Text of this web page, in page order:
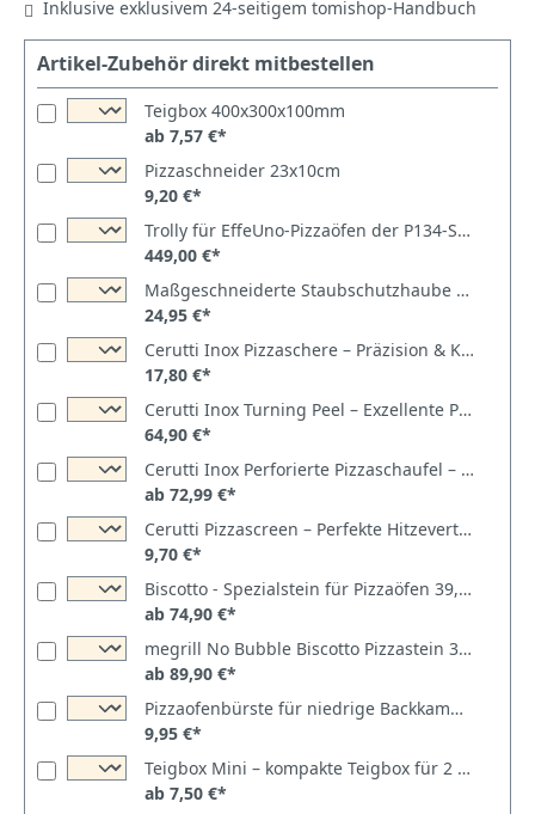
Inklusive exklusivem 24-seitigem tomishop-Handbuch
Artikel-Zubehör direkt mitbestellen
Teigbox 400x300x100mm
ab 7,57 €*
Pizzaschneider 23x10cm
9,20 €*
Trolly für EffeUno-Pizzaöfen der P134-Serie
449,00 €*
Maßgeschneiderte Staubschutzhaube für EffeUno Pizzaöfen P134HA und P234H - Hergestellt in Deutschland
24,95 €*
Cerutti Inox Pizzaschere – Präzision & Komfort in Ihrer Küche
17,80 €*
Cerutti Inox Turning Peel – Exzellente Performance für Ihre Pizzakreationen
64,90 €*
Cerutti Inox Perforierte Pizzaschaufel – Premium Backwerkzeug
ab 72,99 €*
Cerutti Pizzascreen – Perfekte Hitzeverteilung für einen knusprigen Pizzaboden
9,70 €*
Biscotto - Spezialstein für Pizzaöfen 39,5x34,5x3cm
ab 74,90 €*
megrill No Bubble Biscotto Pizzastein 39,5 × 34,5 × 3 cm
ab 89,90 €*
Pizzaofenbürste für niedrige Backkammern - nur 4cm hoch
9,95 €*
Teigbox Mini – kompakte Teigbox für 2 Teiglinge
ab 7,50 €*